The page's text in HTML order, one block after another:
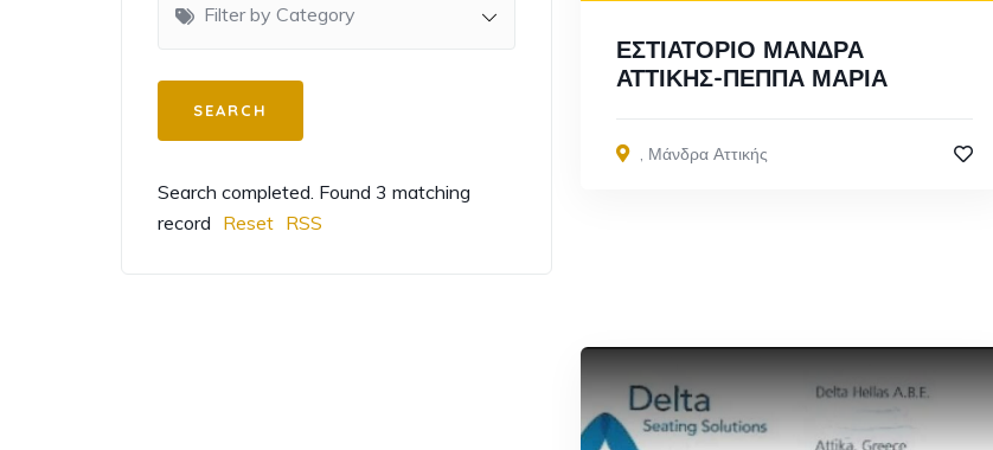
Filter by Category
Search completed. Found 3 matching
record Reset RSS
ΕΣΤΙΑΤΟΡΙΟ ΜΑΝΔΡΑ
ΑΤΤΙΚΗΣ-ΠΕΠΠΑ ΜΑΡΙΑ
, Μάνδρα Αττικής